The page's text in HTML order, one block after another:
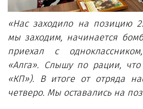
«Нас заходило на позицию
мы заходим, начинается
приехал с
«Алга». Слышу по рации,
«КП»). В итоге от отряда
четверо. Мы оставались на